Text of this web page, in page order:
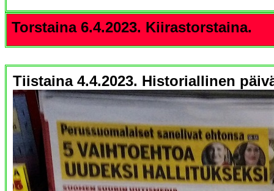
Torstaina 6.4.2023. Kiirastorstaina.
Tiistaina 4.4.2023. Historiallinen